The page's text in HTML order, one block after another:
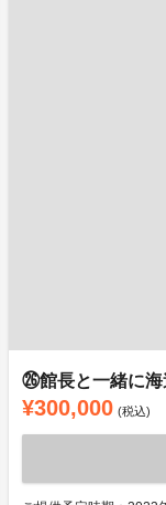
㉖館長と一緒に
¥300,000 (税込)